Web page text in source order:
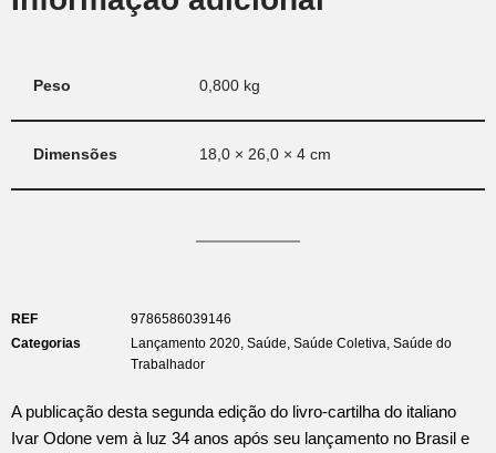
Peso 0,800 kg
Dimensões 18,0 × 26,0 × 4 cm
REF
9786586039146
Categorias
Lançamento 2020 Saúde Saúde Coletiva Saúde do
Trabalhador
A publicação desta segunda edição do livro-cartilha do italiano
Ivar Odone vem à luz 34 anos após seu lançamento no Brasil e